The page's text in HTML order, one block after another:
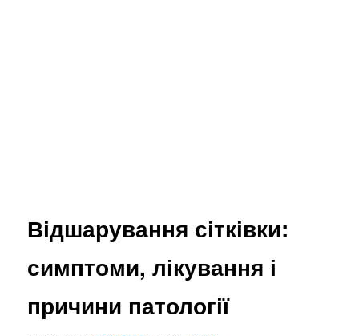
Відшарування сітківки:
симптоми, лікування і
причини патології